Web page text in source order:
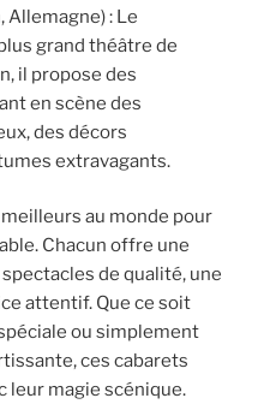
: Le
grand théâtre de
il propose des
en scène des
des décors
extravagants.
au monde pour
Chacun offre une
de qualité, une
attentif. Que ce soit
ou simplement
ces cabarets
leur magie scénique.